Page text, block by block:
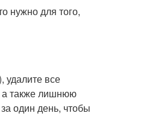
нужно для того,
удалите все
а также лишнюю
один день, чтобы